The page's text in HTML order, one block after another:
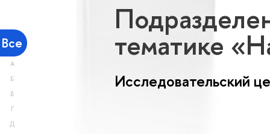
Все
А
Б
В
Г
Д
тематике
Исследовательский